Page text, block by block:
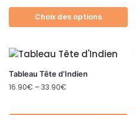
Choix des options
Tableau Tête d’Indien
16.90€ –33.90€